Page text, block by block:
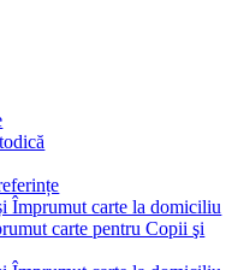
Împrumut carte la domiciliu
carte pentru Copii şi